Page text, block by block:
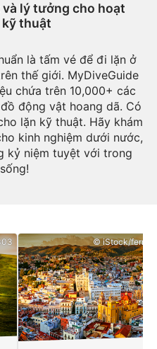
lý tưởng cho hoạt
thuật
là tấm vé để đi lặn ở
thế giới. MyDiveGuide
chứa trên 10,000+ các
động vật hoang dã. Có
lặn kỹ thuật. Hãy khám
kinh nghiệm dưới nước,
kỷ niệm tuyệt với trong
© iStock/